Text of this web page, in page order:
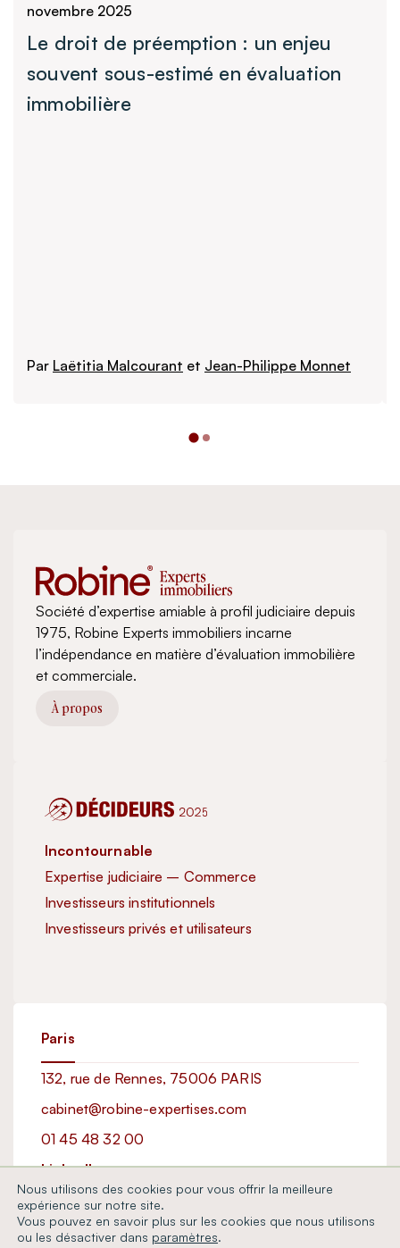
novembre 2025
Le droit de préemption : un enjeu
souvent sous-estimé en évaluation
immobilière
Par Laëtitia Malcourant et Jean-Philippe Monnet
Société d’expertise amiable à profil judiciaire depuis
1975, Robine Experts immobiliers incarne
l’indépendance en matière d’évaluation immobilière
et commerciale.
À propos
Incontournable
Expertise judiciaire – Commerce
Investisseurs institutionnels
Investisseurs privés et utilisateurs
Paris
132, rue de Rennes, 75006 PARIS
cabinet@robine-expertises.com
01 45 48 32 00
LinkedIn
Copyright © 2025 Robine & Associés. Tous droits réservés.
Nous utilisons des cookies pour vous offrir la meilleure
expérience sur notre site.
Vous pouvez en savoir plus sur les cookies que nous utilisons
ou les désactiver dans paramètres.